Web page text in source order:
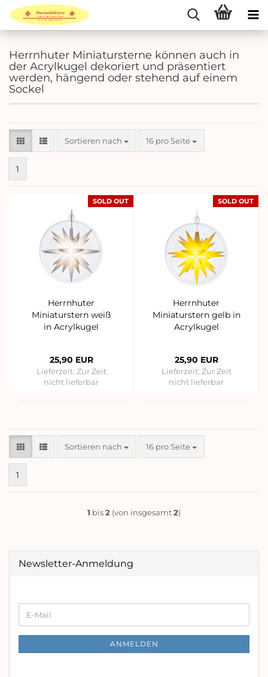
Herrnhuter Miniatursterne können auch in
der Acrylkugel dekoriert und präsentiert
werden, hängend oder stehend auf einem
Sockel
Sortieren nach
Sortieren nach 16 pro Seite
pro Seite
1
SOLD OUT
Herrnhuter
Miniaturstern weiß
in Acrylkugel
25,90 EUR
Lieferzeit: Zur Zeit
nicht lieferbar
SOLD OUT
Herrnhuter
Miniaturstern gelb in
Acrylkugel
25,90 EUR
Lieferzeit: Zur Zeit
nicht lieferbar
Sortieren nach
Sortieren nach 16 pro Seite
pro Seite
1
1 bis2 (von insgesamt2)
Newsletter-Anmeldung
ZUR
E-
Mail
ANMELDEN